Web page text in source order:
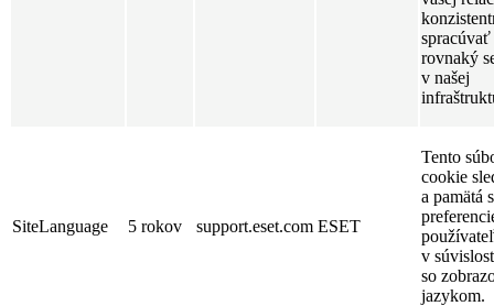
spracúvať
rovnaký
v našej
SiteLanguage 5 rokov support.eset.com ESET
Tento
cookie
a pamätá
v
so
jazykom.